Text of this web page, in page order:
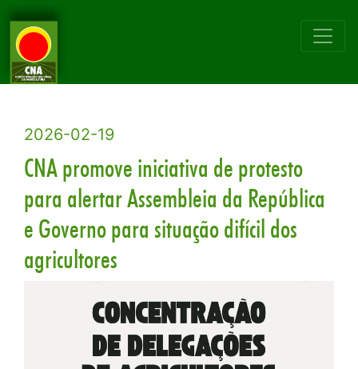
2026-02-19
CNA promove iniciativa de protesto
para alertar Assembleia da República
e Governo para situação difícil dos
agricultores